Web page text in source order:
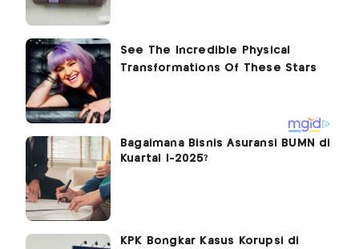
Bagaimana Bisnis Asuransi BUMN di
Kuartal I-2025?
KPK Bongkar Kasus Korupsi di